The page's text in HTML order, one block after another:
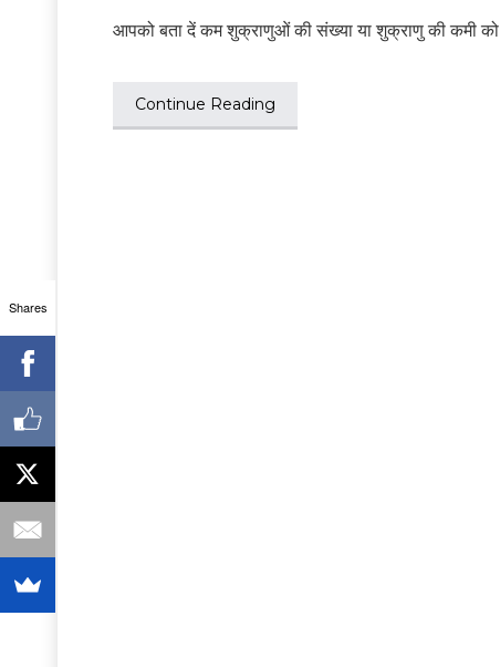
आपको बता दें कम शुक्राणुओं की संख्या या शुक्राणु की कमी को
Continue Reading
Shares